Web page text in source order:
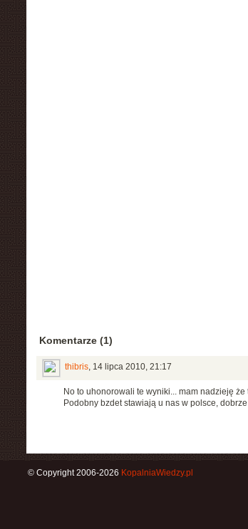
Komentarze (1)
thibris, 14 lipca 2010, 21:17
No to uhonorowali te wyniki... mam nadzieję że
Podobny bzdet stawiają u nas w polsce,
© Copyright 2006-2026 KopalniaWiedzy.pl